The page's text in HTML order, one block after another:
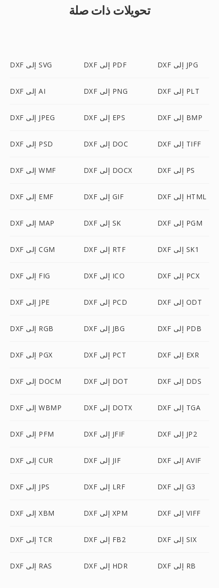
تحويلات ذات صلة
DXF إلى SVG DXF إلى PDF DXF إلى JPG
DXF إلى AI DXF إلى PNG DXF إلى PLT
DXF إلى JPEG DXF إلى EPS DXF إلى BMP
DXF إلى PSD DXF إلى DOC DXF إلى TIFF
DXF إلى WMF DXF إلى DOCX DXF إلى PS
DXF إلى EMF DXF إلى GIF DXF إلى HTML
DXF إلى MAP DXF إلى SK DXF إلى PGM
DXF إلى CGM DXF إلى RTF DXF إلى SK1
DXF إلى FIG DXF إلى ICO DXF إلى PCX
DXF إلى JPE DXF إلى PCD DXF إلى ODT
DXF إلى RGB DXF إلى JBG DXF إلى PDB
DXF إلى PGX DXF إلى PCT DXF إلى EXR
DXF إلى DOCM DXF إلى DOT DXF إلى DDS
DXF إلى WBMP DXF إلى DOTX DXF إلى TGA
DXF إلى PFM DXF إلى JFIF DXF إلى JP2
DXF إلى CUR DXF إلى JIF DXF إلى AVIF
DXF إلى JPS DXF إلى LRF DXF إلى G3
DXF إلى XBM DXF إلى XPM DXF إلى VIFF
DXF إلى TCR DXF إلى FB2 DXF إلى SIX
DXF إلى RAS DXF إلى HDR DXF إلى RB